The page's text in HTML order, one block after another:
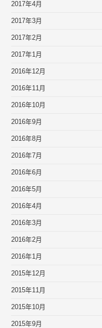
2017年4月
2017年3月
2017年2月
2017年1月
2016年12月
2016年11月
2016年10月
2016年9月
2016年8月
2016年7月
2016年6月
2016年5月
2016年4月
2016年3月
2016年2月
2016年1月
2015年12月
2015年11月
2015年10月
2015年9月